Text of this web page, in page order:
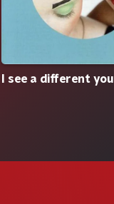
I see a different you